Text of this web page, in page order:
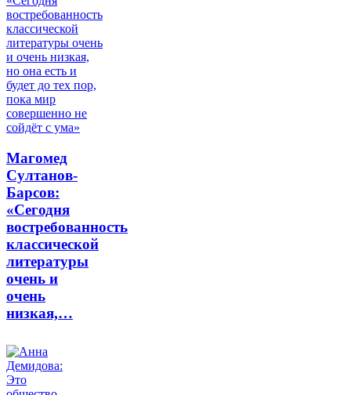
Магомед
Султанов-
Барсов:
«Сегодня
востребованность
классической
литературы
очень и
очень
низкая,…